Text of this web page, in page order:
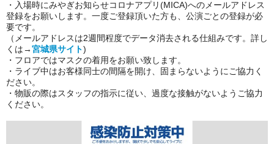
・入場時にみやぎお知らせコロナアプリ(MICA)へのメールアドレス
登録をお願いします。一度ご登録頂いた方も、公演ごとの登録が必
要です。
（メールアドレスは2週間程度でデータ消去される仕組みです。詳し
くは→宮城県サイト)
・フロアではマスクの着用をお願い致します。
・ライブ中はお客様同士の間隔を開け、固まらないようにご協力く
ださい。
・物販の際はスタッフの指示に従い、過度な接触がないようご協力
ください。